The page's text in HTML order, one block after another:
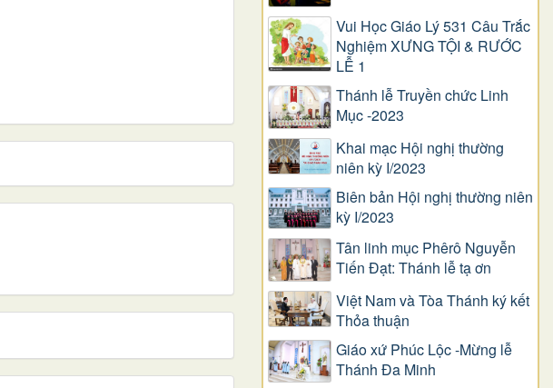
Vui Học Giáo Lý 531 Câu Trắc
Nghiệm XƯNG TỘI & RƯỚC
LỄ 1
Thánh lễ Truyền chức Linh
Mục -2023
Khai mạc Hội nghị thường
niên kỳ I/2023
Biên bản Hội nghị thường niên
kỳ I/2023
Tân linh mục Phêrô Nguyễn
Tiến Đạt: Thánh lễ tạ ơn
Việt Nam và Tòa Thánh ký kết
Thỏa thuận
Giáo xứ Phúc Lộc -Mừng lễ
Thánh Đa Minh